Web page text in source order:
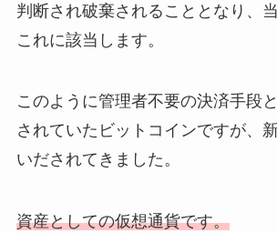
判断され破棄されることとなり、
これに該当します。
このように管理者不要の決済手段
されていたビットコインですが、
いだされてきました。
資産としての仮想通貨です。